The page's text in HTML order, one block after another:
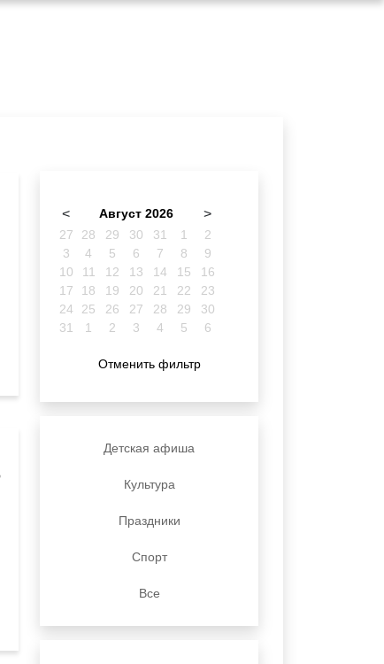
< Август 2026 >
27 28 29 30 31 1
2
3
4 5 6 7 8
9
10
11 12 13 14 15
16
17
18 19 20 21 22
23
24
25 26 27 28 29
30
31
1 2 3 4 5 6
Отменить фильтр
Детская афиша
Культура
Праздники
Спорт
Все